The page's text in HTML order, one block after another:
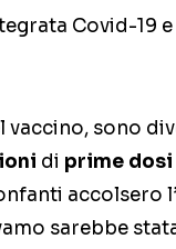
Covid-19 e
vaccino, sono
di prime dosi
accolsero
sarebbe